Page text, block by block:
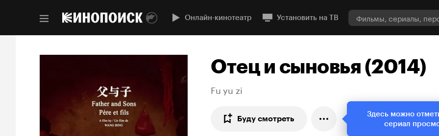
Онлайн-кинотеатр Установить на ТВ
Отец и сыновья (2014)
Fu yu zi
Буду смотреть
Здесь можно
сериал